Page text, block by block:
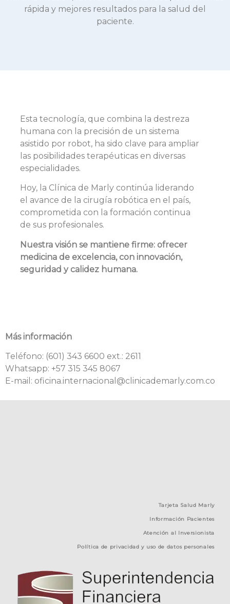
rápida y mejores resultados para la salud del
paciente.
Esta tecnología, que combina la destreza
humana con la precisión de un sistema
asistido por robot, ha sido clave para ampliar
las posibilidades terapéuticas en diversas
especialidades.
Hoy, la Clínica de Marly continúa liderando
el avance de la cirugía robótica en el país,
comprometida con la formación continua
de sus profesionales.
Nuestra visión se mantiene firme: ofrecer
medicina de excelencia, con innovación,
seguridad y calidez humana.
Más información
Teléfono: (601) 343 6600 ext.: 2611
Whatsapp: +57 315 345 8067
E-mail: oficina.internacional@clinicademarly.com.co
Tarjeta Salud Marly
Información Pacientes
Atención al Inversionista
Política de privacidad y uso de datos personales